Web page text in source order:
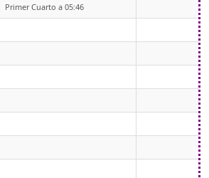
Primer Cuarto a 05:46